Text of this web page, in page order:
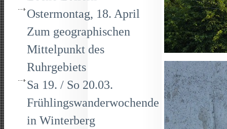
Ostermontag, 18. April
Zum geographischen
Mittelpunkt des
Ruhrgebiets
Sa 19. / So 20.03.
Frühlingswanderwochende
in Winterberg